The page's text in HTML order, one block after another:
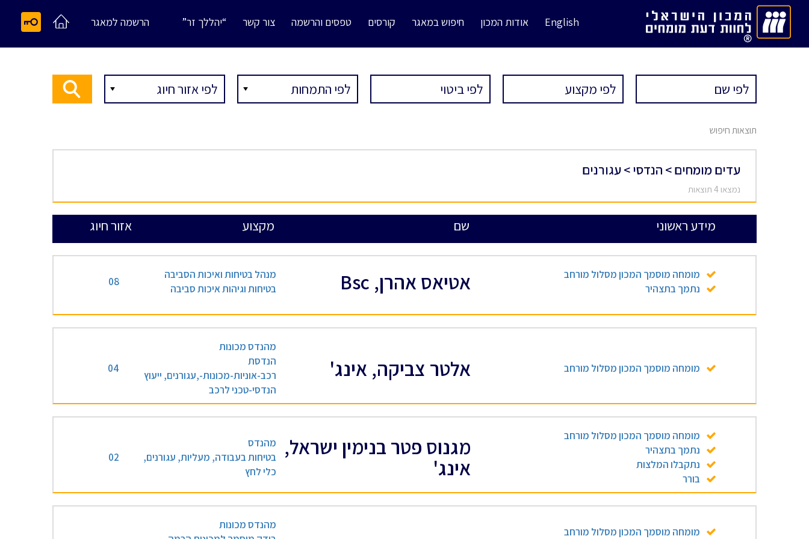
English אודות המכון חיפוש במאגר קורסים טפסים והרשמה צור קשר “יהללך זר” הרשמה למאגר
תוצאות חיפוש
עדים מומחים > הנדסי > עגורנים
נמצאו 4 תוצאות
מידע ראשוני שם מקצוע אזור חיוג
מומחה מוסמך המכון מסלול מורחב
נתמך בתצהיר
אטיאס אהרן, Bsc
מנהל בטיחות ואיכות הסביבה
בטיחות וגיהות איכות סביבה
08
מומחה מוסמך המכון מסלול מורחב אלטר צביקה, אינג'
מהנדס מכונות
הנדסת
רכב-אוניות-מכונות-,עגורנים, ייעוץ
הנדסי-טכני לרכב
04
מומחה מוסמך המכון מסלול מורחב
נתמך בתצהיר
נתקבלו המלצות
בורר
מגנוס פטר בנימין ישראל,
אינג'
מהנדס
בטיחות בעבודה, מעליות, עגורנים,
כלי לחץ
02
מומחה מוסמך המכון מסלול מורחב
מהנדס מכונות